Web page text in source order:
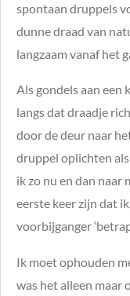
spontaan druppels
dunne draad van
langzaam vanaf het
Als gondels aan een
langs dat draadje
door de deur naar
druppel oplichten
ik zo nu en dan naar
eerste keer zijn dat
voorbijganger
Ik moet ophouden
was het alleen maar